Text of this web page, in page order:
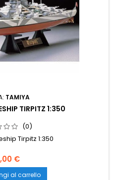
TAMIYA
TIRPITZ 1:350
(0)
Tirpitz 1:350
€
al carrello